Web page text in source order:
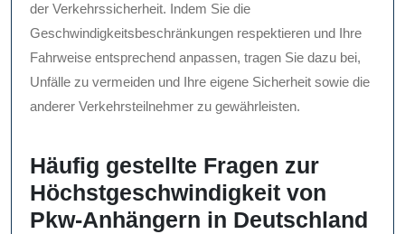
der Verkehrssicherheit. Indem Sie die
Geschwindigkeitsbeschränkungen respektieren und Ihre
Fahrweise entsprechend anpassen, tragen Sie dazu bei,
Unfälle zu vermeiden und Ihre eigene Sicherheit sowie die
anderer Verkehrsteilnehmer zu gewährleisten.
Häufig gestellte Fragen zur
Höchstgeschwindigkeit von
Pkw-Anhängern in Deutschland